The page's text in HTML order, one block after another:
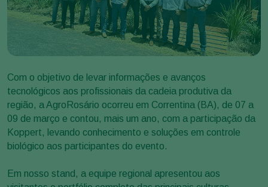
Com o objetivo de levar informações e avanços
tecnológicos aos profissionais da cadeia produtiva da
região, a AgroRosário ocorreu em Correntina (BA), de 07 a
09 de março e contou, mais um ano, com a participação da
Koppert, levando conhecimento e soluções em controle
biológico aos participantes do evento.
Em nosso stand, a equipe regional apresentou aos